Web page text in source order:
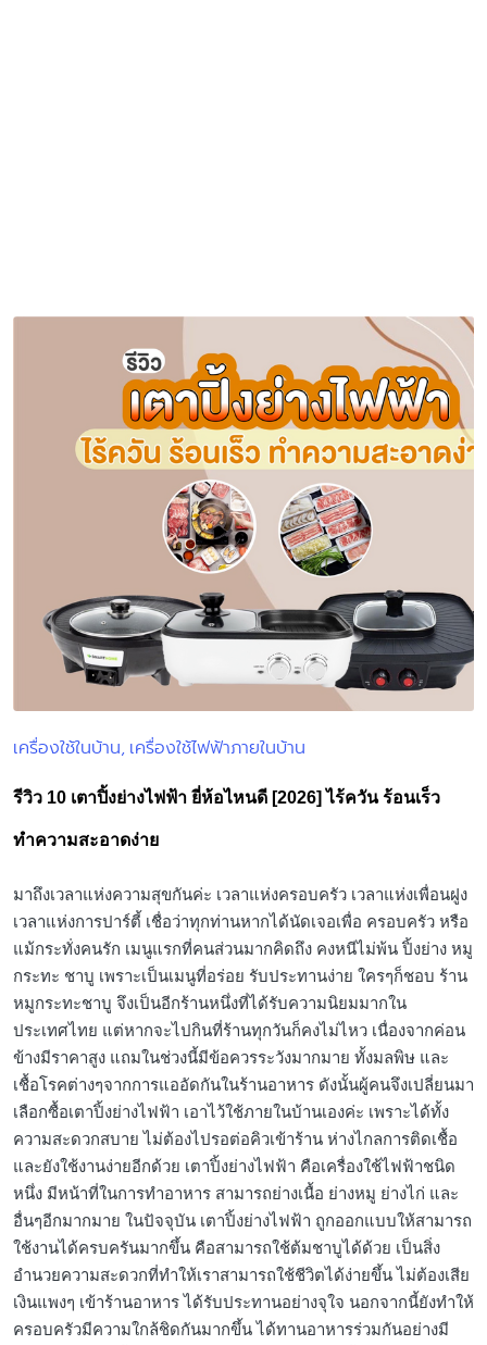
Posted
เครื่องใช้ในบ้าน เครื่องใช้ไฟฟ้าภายในบ้าน
รีวิว 10 เตาปิ้งย่างไฟฟ้า ยี่ห้อไหนดี [2026] ไร้ควัน ร้อนเร็ว
ทำความสะอาดง่าย
มาถึงเวลาแห่งความสุขกันค่ะ เวลาแห่งครอบครัว เวลาแห่งเพื่อนฝูง
เวลาแห่งการปาร์ตี้ เชื่อว่าทุกท่านหากได้นัดเจอเพื่อ ครอบครัว หรือ
แม้กระทั่งคนรัก เมนูแรกที่คนส่วนมากคิดถึง คงหนีไม่พ้น ปิ้งย่าง หมู
กระทะ ชาบู เพราะเป็นเมนูที่อร่อย รับประทานง่าย ใครๆก็ชอบ ร้าน
หมูกระทะชาบู จึงเป็นอีกร้านหนึ่งที่ได้รับความนิยมมากใน
ประเทศไทย แต่หากจะไปกินที่ร้านทุกวันก็คงไม่ไหว เนื่องจากค่อน
ข้างมีราคาสูง แถมในช่วงนี้มีข้อควรระวังมากมาย ทั้งมลพิษ และ
เชื้อโรคต่างๆจากการแออัดกันในร้านอาหาร ดังนั้นผู้คนจึงเปลี่ยนมา
เลือกซื้อเตาปิ้งย่างไฟฟ้า เอาไว้ใช้ภายในบ้านเองค่ะ เพราะได้ทั้ง
ความสะดวกสบาย ไม่ต้องไปรอต่อคิวเข้าร้าน ห่างไกลการติดเชื้อ
และยังใช้งานง่ายอีกด้วย เตาปิ้งย่างไฟฟ้า คือเครื่องใช้ไฟฟ้าชนิด
หนึ่ง มีหน้าที่ในการทำอาหาร สามารถย่างเนื้อ ย่างหมู ย่างไก่ และ
อื่นๆอีกมากมาย ในปัจจุบัน เตาปิ้งย่างไฟฟ้า ถูกออกแบบให้สามารถ
ใช้งานได้ครบครันมากขึ้น คือสามารถใช้ต้มชาบูได้ด้วย เป็นสิ่ง
อำนวยความสะดวกที่ทำให้เราสามารถใช้ชีวิตได้ง่ายขึ้น ไม่ต้องเสีย
เงินแพงๆ เข้าร้านอาหาร ได้รับประทานอย่างจุใจ นอกจากนี้ยังทำให้
ครอบครัวมีความใกล้ชิดกันมากขึ้น ได้ทานอาหารร่วมกันอย่างมี